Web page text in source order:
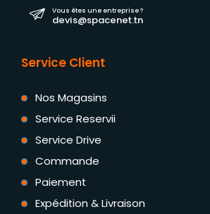
Vous êtes une entreprise ?
devis@spacenet.tn
Service Client
Nos Magasins
Service Reservii
Service Drive
Commande
Paiement
Expédition & Livraison